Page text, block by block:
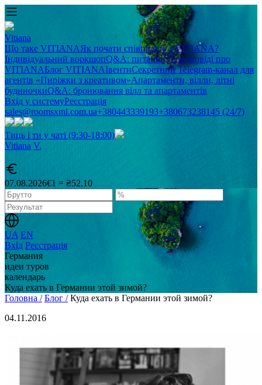
Vitiana
Що таке VITIANAЯк почати співпрацю з VITIANA?
Індивідуальний воркшопQ&A: питання та відповіді про
VITIANAБлог VITIANAІвентиСекретний Telegram-канал для
агентів «Пиріжки з креативом»Апартаменти, вілли, літні
будиночкиQ&A: бронювання вілл та апартаментів
Вхід у системуРеєстрація
sales@roomsxml.com.ua+380443339193+380673238145 (24/7)
Тиць і ти у чаті (9:30-18:00)
Vitiana V.
07.08.2026€1 = ₴52,10
UA EN
Вхід Реєстрація
Германия
идеи туров
календарь
Куда ехать в Германии этой зимой?
Головна / Блог / Куда ехать в Германии этой зимой?
04.11.2016